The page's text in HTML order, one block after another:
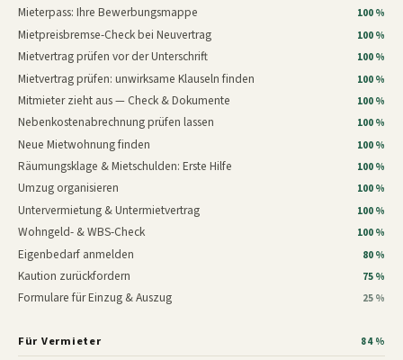
Mieterpass: Ihre Bewerbungsmappe 100 %
Mietpreisbremse-Check bei Neuvertrag 100 %
Mietvertrag prüfen vor der Unterschrift 100 %
Mietvertrag prüfen: unwirksame Klauseln finden 100 %
Mitmieter zieht aus — Check & Dokumente 100 %
Nebenkostenabrechnung prüfen lassen 100 %
Neue Mietwohnung finden 100 %
Räumungsklage & Mietschulden: Erste Hilfe 100 %
Umzug organisieren 100 %
Untervermietung & Untermietvertrag 100 %
Wohngeld- & WBS-Check 100 %
Eigenbedarf anmelden 80 %
Kaution zurückfordern 75 %
Formulare für Einzug & Auszug 25 %
Für Vermieter 84 %